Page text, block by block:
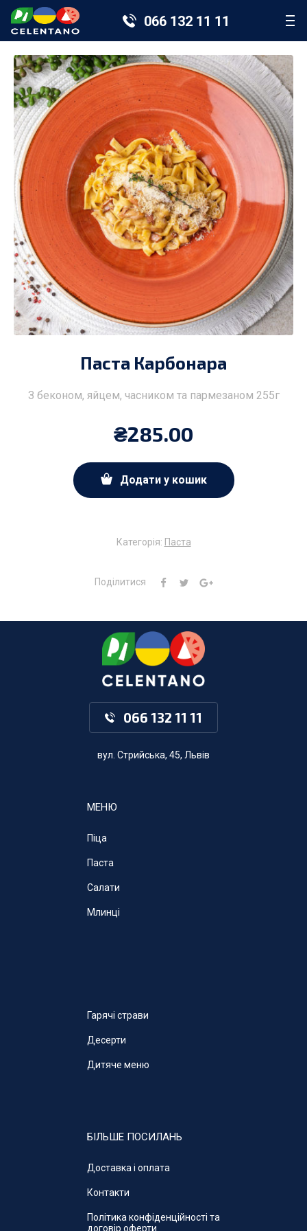
066 132 11 11
Паста Карбонара
З беконом, яйцем, часником та пармезаном 255г
₴285.00
Додати у кошик
Категорія: Паста
Поділитися
066 132 11 11
вул. Стрийська, 45, Львів
МЕНЮ
Піца
Паста
Салати
Млинці
Гарячі страви
Десерти
Дитяче меню
БІЛЬШЕ ПОСИЛАНЬ
Доставка і оплата
Контакти
Політика конфіденційності та
договір оферти